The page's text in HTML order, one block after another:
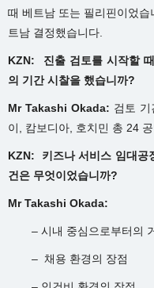
때 베트남 또는 필리핀이었
트남 결정했습니다.
KZN: 진출 검토를시작할
의 기간시찰을 했습니까?
Mr Takashi Okada: 검토 기
이, 캄보디아, 호치민 총 24
KZN: 키즈나서비스 임대공
건은 무엇이었습니까?
Mr Takashi Okada:
– 시내 중심으로부터의
– 채용 환경의 장점